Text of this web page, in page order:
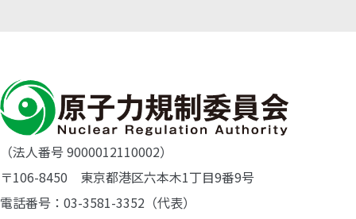
（法人番号 9000012110002）
〒106-8450 東京都港区六本木1丁目9番9号
電話番号：03-3581-3352（代表）